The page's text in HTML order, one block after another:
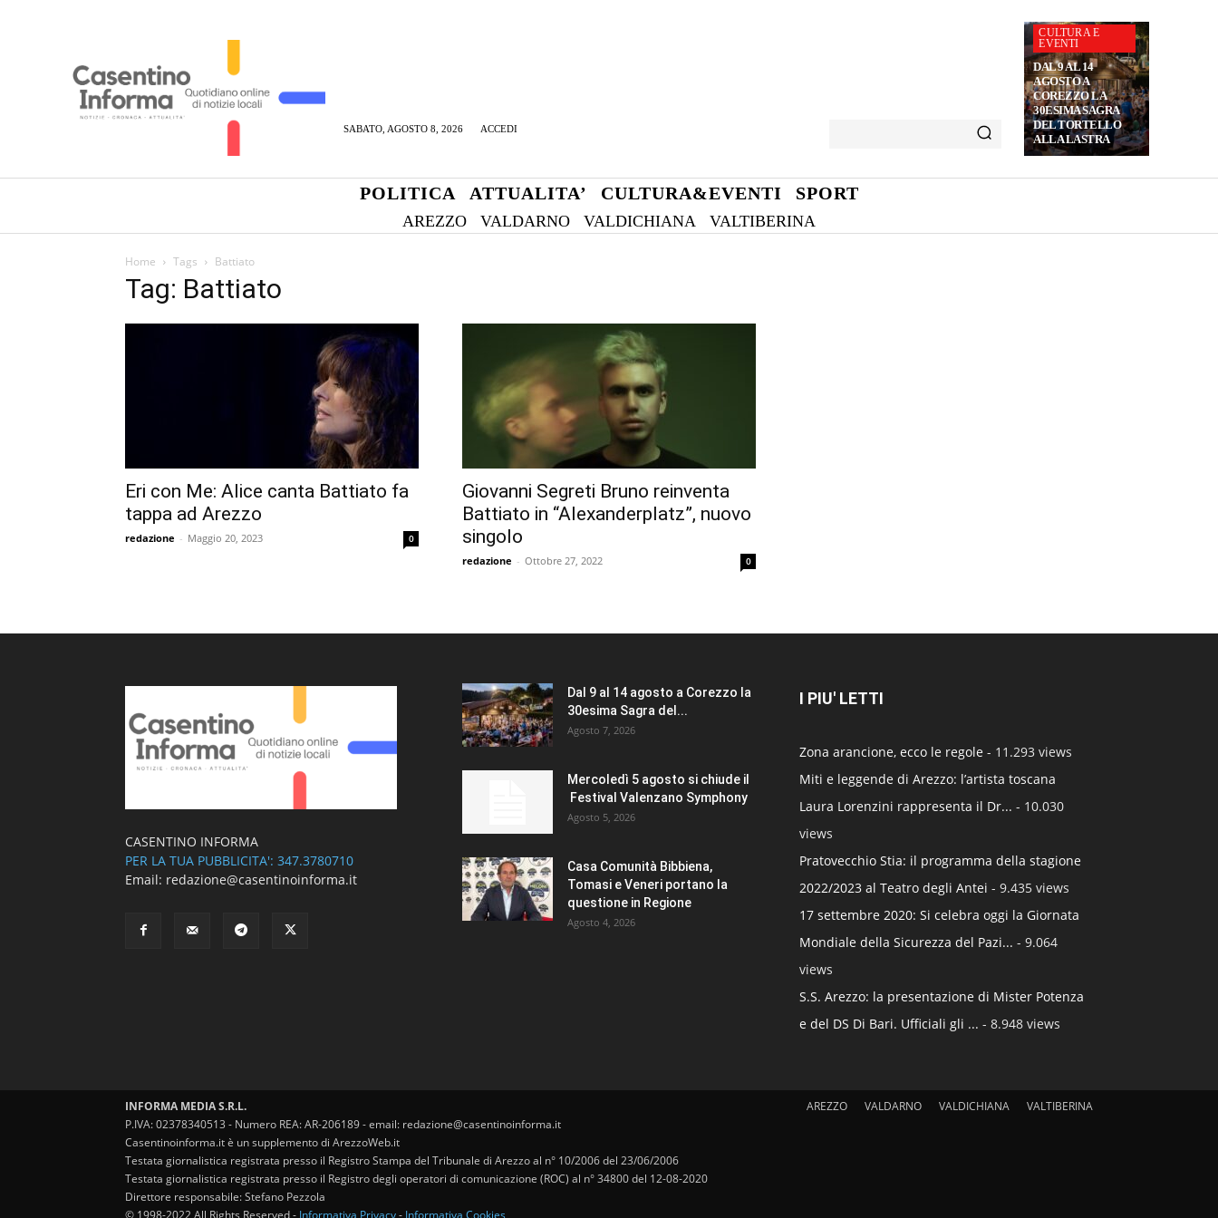
SABATO, AGOSTO 8, 2026 ACCEDI
CULTURA E
EVENTI
DAL 9 AL 14
AGOSTO A
COREZZO LA
30ESIMA SAGRA
DEL TORTELLO
ALLA LASTRA
POLITICA ATTUALITA’ CULTURA&EVENTI SPORT
AREZZO VALDARNO VALDICHIANA VALTIBERINA
Home Tags Battiato
Tag: Battiato
Eri con Me: Alice canta Battiato fa
tappa ad Arezzo
redazione - Maggio 20, 2023 0
Giovanni Segreti Bruno reinventa
Battiato in “Alexanderplatz”, nuovo
singolo
redazione - Ottobre 27, 2022 0
CASENTINO INFORMA
PER LA TUA PUBBLICITA': 347.3780710
Email: redazione@casentinoinforma.it
Dal 9 al 14 agosto a Corezzo la
30esima Sagra del...
Agosto 7, 2026
Mercoledì 5 agosto si chiude il
Festival Valenzano Symphony
Agosto 5, 2026
Casa Comunità Bibbiena,
Tomasi e Veneri portano la
questione in Regione
Agosto 4, 2026
I PIU' LETTI
Zona arancione, ecco le regole - 11.293 views
Miti e leggende di Arezzo: l’artista toscana
Laura Lorenzini rappresenta il Dr... - 10.030
views
Pratovecchio Stia: il programma della stagione
2022/2023 al Teatro degli Antei - 9.435 views
17 settembre 2020: Si celebra oggi la Giornata
Mondiale della Sicurezza del Pazi... - 9.064
views
S.S. Arezzo: la presentazione di Mister Potenza
e del DS Di Bari. Ufficiali gli ... - 8.948 views
AREZZO VALDARNO VALDICHIANA VALTIBERINA
INFORMA MEDIA S.R.L.
P.IVA: 02378340513 - Numero REA: AR-206189 - email: redazione@casentinoinforma.it
Casentinoinforma.it è un supplemento di ArezzoWeb.it
Testata giornalistica registrata presso il Registro Stampa del Tribunale di Arezzo al n° 10/2006 del 23/06/2006
Testata giornalistica registrata presso il Registro degli operatori di comunicazione (ROC) al n° 34800 del 12-08-2020
Direttore responsabile: Stefano Pezzola
© 1998-2022 All Rights Reserved - Informativa Privacy- Informativa Cookies